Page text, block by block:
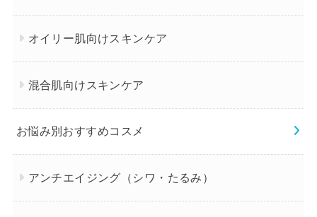
オイリー肌向けスキンケア
混合肌向けスキンケア
お悩み別おすすめコスメ
アンチエイジング（シワ・たるみ）